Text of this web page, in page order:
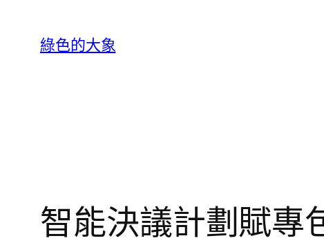
綠色的大象
智能決議計劃賦專